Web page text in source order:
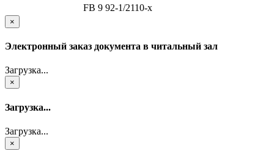
FB 9 92-1/2110-x
×
Электронный заказ документа в читальный зал
Загрузка...
×
Загрузка...
Загрузка...
×